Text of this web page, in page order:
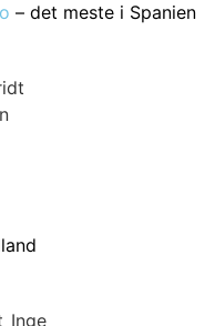
– det meste i Spanien